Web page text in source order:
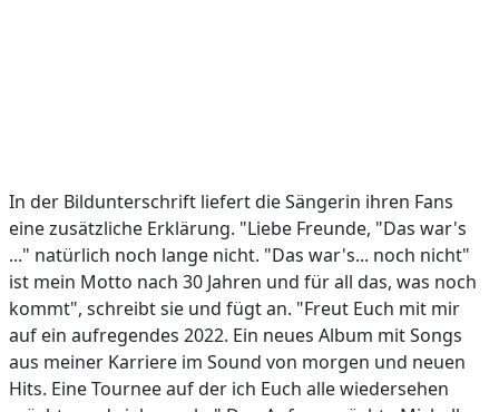
In der Bildunterschrift liefert die Sängerin ihren Fans
eine zusätzliche Erklärung. "Liebe Freunde, "Das war's
..." natürlich noch lange nicht. "Das war's... noch nicht"
ist mein Motto nach 30 Jahren und für all das, was noch
kommt", schreibt sie und fügt an. "Freut Euch mit mir
auf ein aufregendes 2022. Ein neues Album mit Songs
aus meiner Karriere im Sound von morgen und neuen
Hits. Eine Tournee auf der ich Euch alle wiedersehen